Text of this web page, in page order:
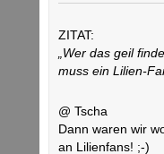
ZITAT:
„Wer das geil
muss ein Lilien-
@ Tscha
Dann waren wir
an Lilienfans! ;-)